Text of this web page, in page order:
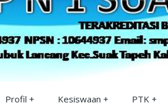
Profil Kesiswaan PTK